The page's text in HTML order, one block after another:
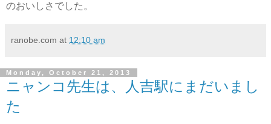
のおいしさでした。
ranobe.com at 12:10 am
Monday, October 21, 2013
ニャンコ先生は、人吉駅にまだいまし
た